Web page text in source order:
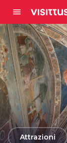
menu
arrow_backAttrazioni